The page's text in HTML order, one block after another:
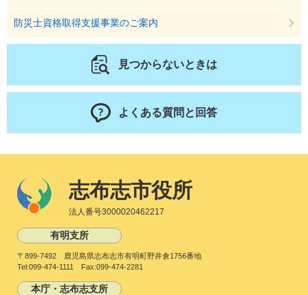
防災士資格取得支援事業のご案内
見つからないときは
よくある質問と回答
志布志市役所
法人番号3000020462217
有明支所
〒899-7492 鹿児島県志布志市有明町野井倉1756番地
Tel:099-474-1111 Fax:099-474-2281
本庁・志布志支所